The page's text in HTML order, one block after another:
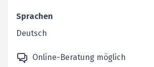
Sprachen
Deutsch
Online-Beratung möglich